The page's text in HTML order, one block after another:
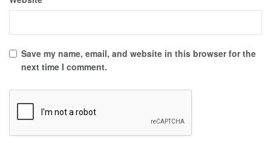
Save my name, email, and website in this browser for the
next time I comment.